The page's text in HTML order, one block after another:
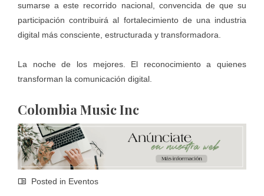
sumarse a este recorrido nacional, convencida de que su
participación contribuirá al fortalecimiento de una industria
digital más consciente, estructurada y transformadora.
La noche de los mejores. El reconocimiento a quienes
transforman la comunicación digital.
Colombia Music Inc
Posted in Eventos